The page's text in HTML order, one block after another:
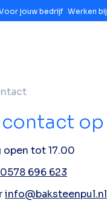
jouw bedrijf Werken bij
contact op
open tot 17.00
0578 696 623
info@baksteenpul.nl